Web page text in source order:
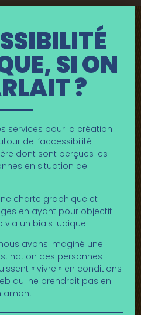
SI ON
?
services pour la création
de l’accessibilité
dont sont perçues les
en situation de
charte graphique et
en ayant pour objectif
via un biais ludique.
avons imaginé une
des personnes
« vivre » en conditions
qui ne prendrait pas en
amont.